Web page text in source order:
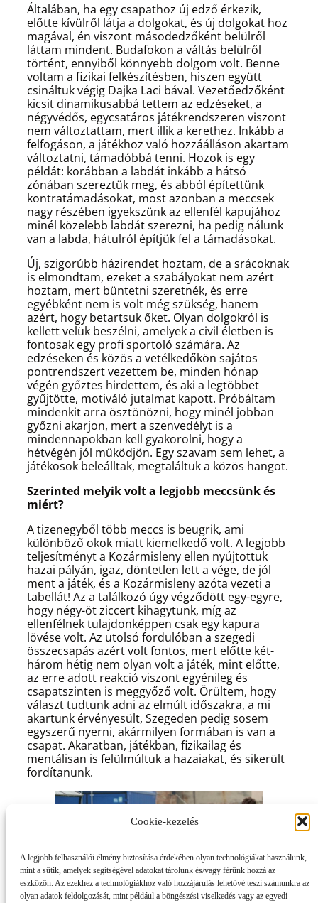
Cookie-kezelés
A legjobb felhasználói élmény biztosítása érdekében olyan technológiákat használunk,
mint a sütik, amelyek segítségével adatokat tárolunk és/vagy férünk hozzá az
eszközön. Az ezekhez a technológiákhoz való hozzájárulás lehetővé teszi számunkra az
olyan adatok feldolgozását, mint például a böngészési viselkedés vagy az egyedi
Általában, ha egy csapathoz új edző érkezik,
előtte kívülről látja a dolgokat, és új dolgokat hoz
magával, én viszont másodedzőként belülről
láttam mindent. Budafokon a váltás belülről
történt, ennyiből könnyebb dolgom volt. Benne
voltam a fizikai felkészítésben, hiszen együtt
csináltuk végig Dajka Laci bával. Vezetőedzőként
kicsit dinamikusabbá tettem az edzéseket, a
négyvédős, egycsatáros játékrendszeren viszont
nem változtattam, mert illik a kerethez. Inkább a
felfogáson, a játékhoz való hozzáálláson akartam
változtatni, támadóbbá tenni. Hozok is egy
példát: korábban a labdát inkább a hátsó
zónában szereztük meg, és abból építettünk
kontratámadásokat, most azonban a meccsek
nagy részében igyekszünk az ellenfél kapujához
minél közelebb labdát szerezni, ha pedig nálunk
van a labda, hátulról építjük fel a támadásokat.
Új, szigorúbb házirendet hoztam, de a srácoknak
is elmondtam, ezeket a szabályokat nem azért
hoztam, mert büntetni szeretnék, és erre
egyébként nem is volt még szükség, hanem
azért, hogy betartsuk őket. Olyan dolgokról is
kellett velük beszélni, amelyek a civil életben is
fontosak egy profi sportoló számára. Az
edzéseken és közös a vetélkedőkön sajátos
pontrendszert vezettem be, minden hónap
végén győztes hirdettem, és aki a legtöbbet
gyűjtötte, motiváló jutalmat kapott. Próbáltam
mindenkit arra ösztönözni, hogy minél jobban
győzni akarjon, mert a szenvedélyt is a
mindennapokban kell gyakorolni, hogy a
hétvégén jól működjön. Egy szavam sem lehet, a
játékosok beleálltak, megtaláltuk a közös hangot.
Szerinted melyik volt a legjobb meccsünk és
miért?
A tizenegyből több meccs is beugrik, ami
különböző okok miatt kiemelkedő volt. A legjobb
teljesítményt a Kozármisleny ellen nyújtottuk
hazai pályán, igaz, döntetlen lett a vége, de jól
ment a játék, és a Kozármisleny azóta vezeti a
tabellát! Az a találkozó úgy végződött egy-egyre,
hogy négy-öt ziccert kihagytunk, míg az
ellenfélnek tulajdonképpen csak egy kapura
lövése volt. Az utolsó fordulóban a szegedi
összecsapás azért volt fontos, mert előtte két-
három hétig nem olyan volt a játék, mint előtte,
az erre adott reakció viszont egyénileg és
csapatszinten is meggyőző volt. Örültem, hogy
választ tudtunk adni az elmúlt időszakra, a mi
akartunk érvényesült, Szegeden pedig sosem
egyszerű nyerni, akármilyen formában is van a
csapat. Akaratban, játékban, fizikailag és
mentálisan is felülmúltuk a hazaiakat, és sikerült
fordítanunk.